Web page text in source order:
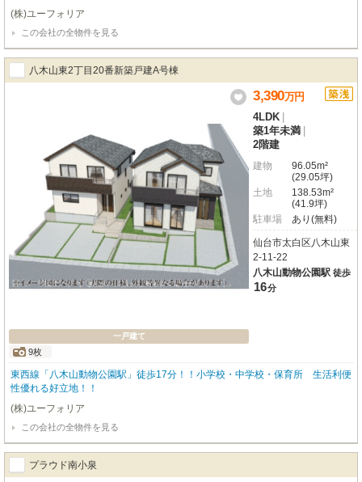
(株)ユーフォリア
この会社の全物件を見る
八木山東2丁目20番新築戸建A号棟
一戸建て
9枚
3,390万円
4LDK
築1年未満
2階建
建物
96.05m²
(29.05坪)
土地
138.53m²
(41.9坪)
駐車場
あり(無料)
仙台市太白区八木山東
2-11-22
八木山動物公園駅 徒歩
16分
東西線「八木山動物公園駅」徒歩17分！！小学校・中学校・保育所 生活利便
性優れる好立地！！
(株)ユーフォリア
この会社の全物件を見る
プラウド南小泉